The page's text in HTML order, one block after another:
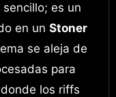
es un
en un Stoner
se aleja de
para
los riffs